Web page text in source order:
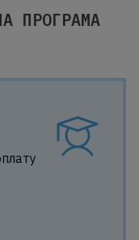
ПРОГРАМА